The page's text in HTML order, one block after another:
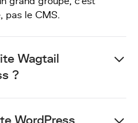
pas le CMS.
Wagtail
?